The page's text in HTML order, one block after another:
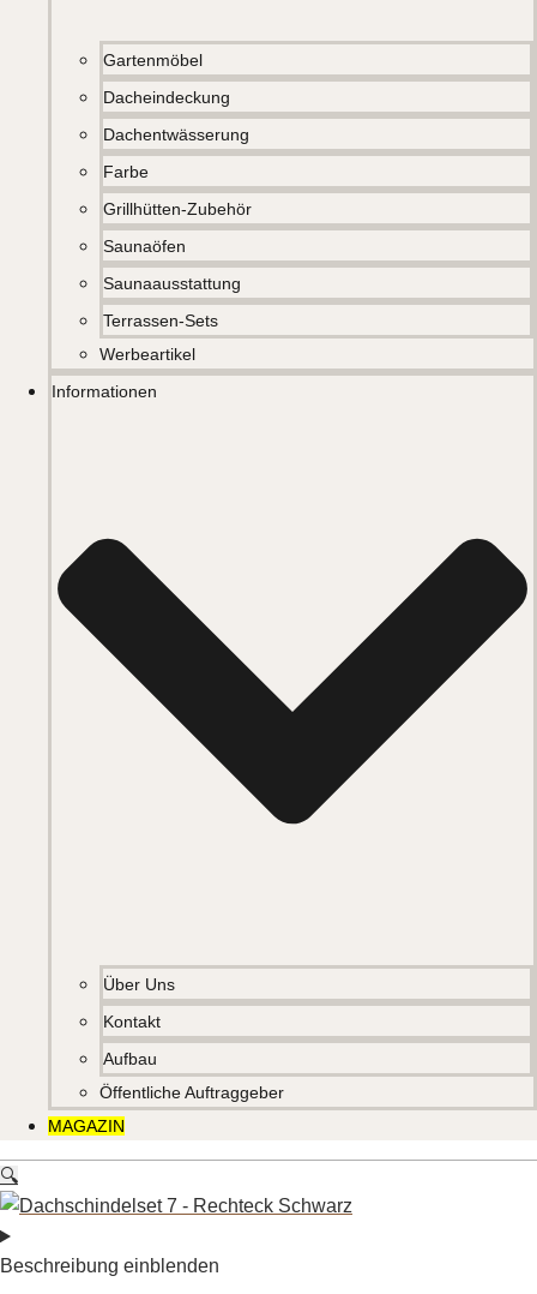
Gartenmöbel
Dacheindeckung
Dachentwässerung
Farbe
Grillhütten-Zubehör
Saunaöfen
Saunaausstattung
Terrassen-Sets
Werbeartikel
Informationen
Über Uns
Kontakt
Aufbau
Öffentliche Auftraggeber
MAGAZIN
🔍
Beschreibung einblenden